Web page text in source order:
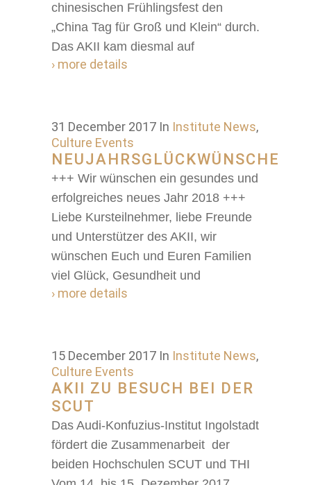
chinesischen Frühlingsfest den
„China Tag für Groß und Klein“ durch.
Das AKII kam diesmal auf
› more details
31 December 2017 In Institute News,
Culture Events
NEUJAHRSGLÜCKWÜNSCHE
+++ Wir wünschen ein gesundes und
erfolgreiches neues Jahr 2018 +++
Liebe Kursteilnehmer, liebe Freunde
und Unterstützer des AKII, wir
wünschen Euch und Euren Familien
viel Glück, Gesundheit und
› more details
15 December 2017 In Institute News,
Culture Events
AKII ZU BESUCH BEI DER
SCUT
Das Audi-Konfuzius-Institut Ingolstadt
fördert die Zusammenarbeit der
beiden Hochschulen SCUT und THI